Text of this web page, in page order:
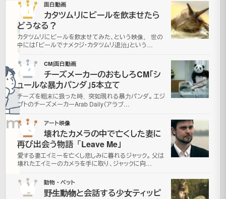
Pickup
2007
年4月
28日
2021
年7月
16日更
新
ニ
ュ
ー
ス
01 面白動画
カタツムリにビールを飲ませたら
どうなる？
カタツムリにビールを飲ませてみた、という映像。 世の
中には「ビールでナメクジ・カタツムリ退治」という…
02 CM|面白動画
チーズメーカーのおもしろCM「シ
ュールな暴力パンダ」5本立て
チーズを粗末に扱った時、突如現れる暴力パンダ。 エジ
プトのチーズメーカーArab Daily（アラブ…
03 アート映像
壊れたカメラの中で亡くした妻に
再び出会う物語「Leave Me」
愛する妻エイミーを亡くし悲しみに暮れるジャック。 父は
壊れたエイミーのカメラを手に取り、ジャックに向…
04 動物・ペット
野生動物と会話する少女ティッピ